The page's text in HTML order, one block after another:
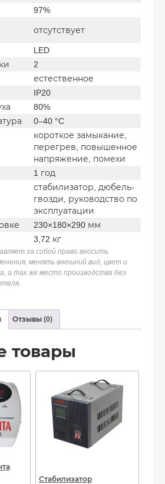
97%
отсутствует
LED
2
естественное
IP20
80%
0–40 °C
короткое замыкание,
перегрев, повышенное
напряжение, помехи
1 год
стабилизатор, дюбель-
гвозди, руководство по
эксплуатации
230×180×290 мм
3,72 кг
за собой право вносить
менять внешний вид, цвет и
а так же место производства без
Отзывы (0)
товары
Стабилизатор